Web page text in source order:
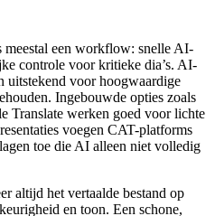
meestal een workflow: snelle AI-
controle voor kritieke dia’s. AI-
uitstekend voor hoogwaardige
Ingebouwde opties zoals
Translate werken goed voor lichte
voegen CAT-platforms
toe die AI alleen niet volledig
altijd het vertaalde bestand op
en toon. Een schone,